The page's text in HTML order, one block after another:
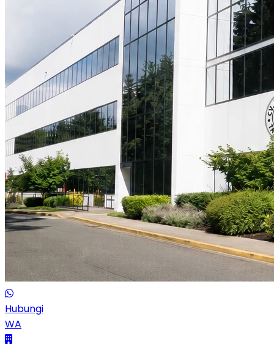
Hubungi
WA